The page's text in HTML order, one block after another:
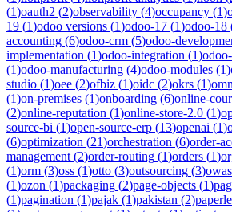
(1)oauth2 (2)observability (4)occupancy (1)
19 (1)odoo versions (1)odoo-17 (1)odoo-18
accounting (6)odoo-crm (5)odoo-
implementation (1)odoo-integration (1)
(1)odoo-manufacturing (4)odoo-modules (1)
studio (1)oee (2)ofbiz (1)oidc (2)okrs (1)
(1)on-premises (1)onboarding (6)online-
(2)online-reputation (1)online-store-2.0 (1)
source-bi (1)open-source-erp (13)openai (1)
(6)optimization (21)orchestration (6)order-
management (2)order-routing (1)orders (1)
(1)orm (3)oss (1)otto (3)outsourcing (3)
(1)ozon (1)packaging (2)page-objects (1)
(1)pagination (1)pajak (1)pakistan (2)